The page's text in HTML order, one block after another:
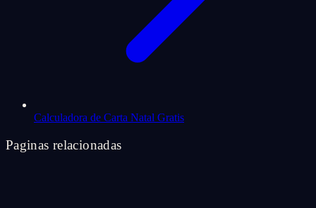
Calculadora de Carta Natal Gratis
Paginas relacionadas